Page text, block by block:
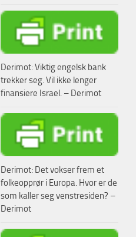
Derimot: Viktig engelsk bank
trekker seg. Vil ikke lenger
finansiere Israel. – Derimot
Derimot: Det vokser frem et
folkeopprør i Europa. Hvor er de
som kaller seg venstresiden? –
Derimot